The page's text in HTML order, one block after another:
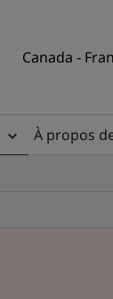
Canada -
À propos